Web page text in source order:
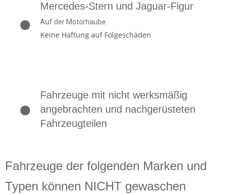
Mercedes-Stern und Jaguar-Figur
Auf der Motorhaube
Keine Haftung auf Folgeschäden
Fahrzeuge mit nicht werksmäßig
angebrachten und nachgerüsteten
Fahrzeugteilen
Fahrzeuge der folgenden Marken und
Typen können NICHT gewaschen